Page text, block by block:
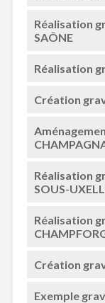
Réalisation
SAÔNE
Réalisation
Création
Réalisation
SOUS-
Réalisation
Création
Exemple